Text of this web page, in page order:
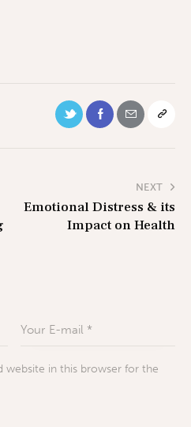
NEXT
Emotional Distress & its
Impact on Health
website in this browser for the